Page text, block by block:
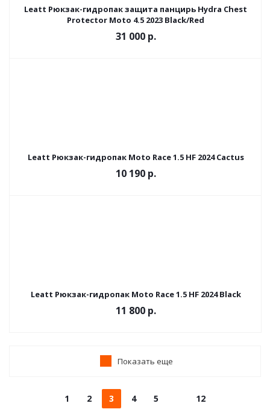
Leatt Рюкзак-гидропак защита панцирь Hydra Chest
Protector Moto 4.5 2023 Black/Red
31 000р.
Leatt Рюкзак-гидропак Moto Race 1.5 HF 2024 Cactus
10 190р.
Leatt Рюкзак-гидропак Moto Race 1.5 HF 2024 Black
11 800р.
Показать еще
1 2 3 4 5 12